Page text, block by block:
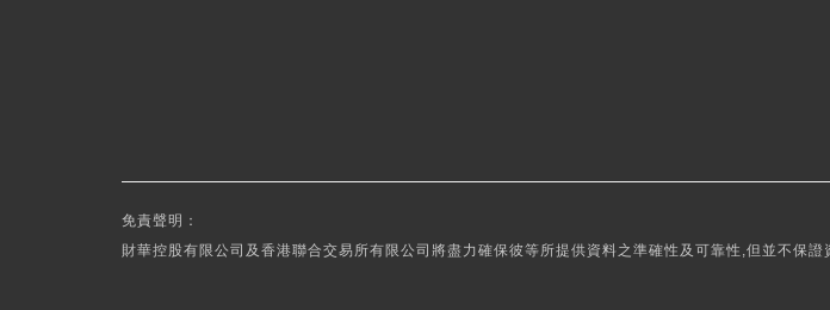
免責聲明：
財華控股有限公司及香港聯合交易所有限公司將盡力確保彼等所提供資料之準確性及可靠性,但並不保